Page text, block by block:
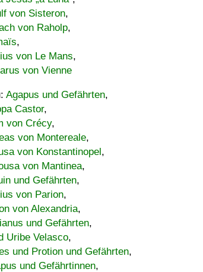
von Sisteron,
von Raholp,
,
von Le Mans,
von Vienne
Agapus und Gefährten,
Castor,
von Crécy,
von Montereale,
von Konstantinopel,
von Mantinea,
und Gefährten,
von Parion,
von Alexandria,
und Gefährten,
Uribe Velasco,
und Protion und Gefährten,
und Gefährtinnen,